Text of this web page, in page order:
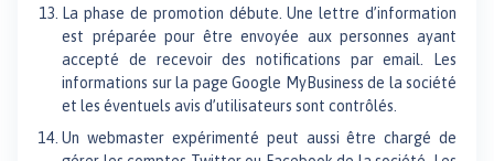
La phase de promotion débute. Une lettre d’information
est préparée pour être envoyée aux personnes ayant
accepté de recevoir des notifications par email. Les
informations sur la page Google MyBusiness de la société
et les éventuels avis d’utilisateurs sont contrôlés.
Un webmaster expérimenté peut aussi être chargé de